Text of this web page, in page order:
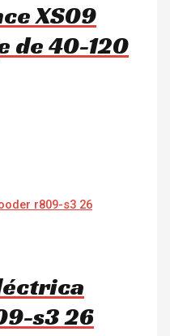
XS09
de 40-120
s3 26